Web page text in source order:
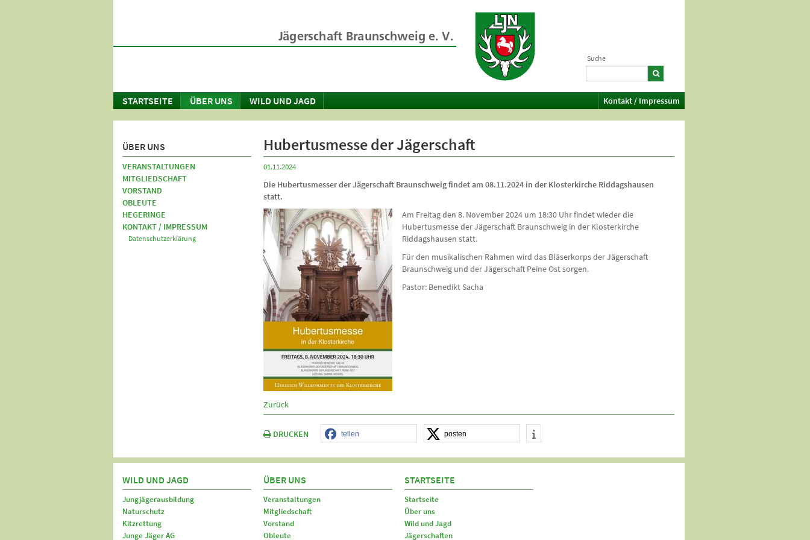
Suche
STARTSEITE ÜBER UNS WILD UND JAGD Kontakt / Impressum
ÜBER UNS
VERANSTALTUNGEN
MITGLIEDSCHAFT
VORSTAND
OBLEUTE
HEGERINGE
KONTAKT / IMPRESSUM
Datenschutzerklärung
Hubertusmesse der Jägerschaft
01.11.2024
Die Hubertusmesser der Jägerschaft Braunschweig findet am 08.11.2024 in der Klosterkirche Riddagshausen
statt.
Am Freitag den 8. November 2024 um 18:30 Uhr findet wieder die
Hubertusmesse der Jägerschaft Braunschweig in der Klosterkirche
Riddagshausen statt.
Für den musikalischen Rahmen wird das Bläserkorps der Jägerschaft
Braunschweig und der Jägerschaft Peine Ost sorgen.
Pastor: Benedikt Sacha
Zurück
DRUCKEN teilen posten
WILD UND JAGD
Jungjägerausbildung
Naturschutz
Kitzrettung
Junge Jäger AG
ÜBER UNS
Veranstaltungen
Mitgliedschaft
Vorstand
Obleute
STARTSEITE
Startseite
Über uns
Wild und Jagd
Jägerschaften